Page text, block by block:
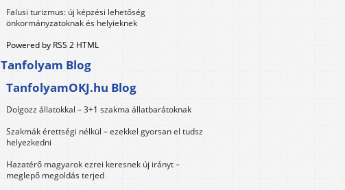
Falusi turizmus: új képzési lehetőség
önkormányzatoknak és helyieknek
Powered by RSS 2 HTML
Tanfolyam Blog
TanfolyamOKJ.hu Blog
Dolgozz állatokkal – 3+1 szakma állatbarátoknak
Szakmák érettségi nélkül – ezekkel gyorsan el tudsz
helyezkedni
Hazatérő magyarok ezrei keresnek új irányt –
meglepő megoldás terjed